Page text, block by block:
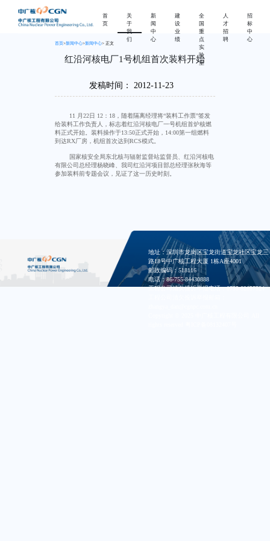
首
页
关
于
我
们
新
闻
中
心
建
设
业
绩
全
国
重
点
实
验
室
人
才
招
聘
招
标
中
心
首页>新闻中心>新闻中心> 正文
红沿河核电厂1号机组首次装料开始
发稿时间： 2012-11-23
11 月22日 12 ： 18 ，随着隔离经理将“装料工作票”签发
给装料工作负责人，标志着红沿河核电厂一号机组首炉核燃
料正式开始。装料操作于13:50正式开始， 14:00第一组燃料
到达RX厂房，机组首次达到RCS模式。
国家核安全局东北核与辐射监督站监督员、红沿河核电
有限公司总经理杨晓峰、我司红沿河项目部总经理张秋海等
参加装料前专题会议，见证了这一历史时刻。
地址：深圳市龙岗区宝龙街道宝龙社区宝龙三
路18号中广核工程大厦 1栋A座4001
邮政编码：518116
电话：86-755-84430888
工程公司清欠投诉举报电话：0755-82657524